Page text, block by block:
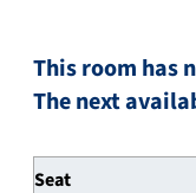
This room has
The next
Seat